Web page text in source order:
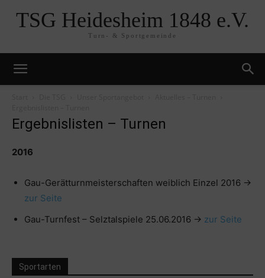
TSG Heidesheim 1848 e.V.
Turn- & Sportgemeinde
Ergebnislisten – Turnen
2016
Gau-Gerätturnmeisterschaften weiblich Einzel 2016 →
zur Seite
Gau-Turnfest – Selztalspiele 25.06.2016 → zur Seite
Sportarten